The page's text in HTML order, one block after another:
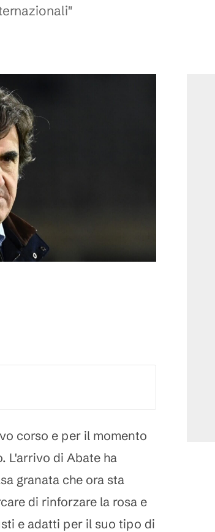
corso e per il momento
L'arrivo di Abate ha
granata che ora sta
di rinforzare la rosa e
e adatti per il suo tipo di